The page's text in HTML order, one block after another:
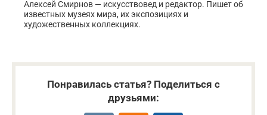
Алексей Смирнов — искусствовед и редактор. Пишет об
известных музеях мира, их экспозициях и
художественных коллекциях.
Понравилась статья? Поделиться с
друзьями: